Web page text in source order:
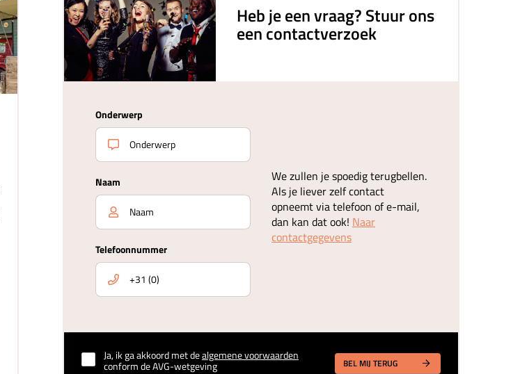
Heb je een vraag? Stuur ons
een contactverzoek
Onderwerp
Naam
Telefoonnummer
We zullen je spoedig terugbellen.
Als je liever zelf contact
opneemt via telefoon of e-mail,
dan kan dat ook! Naar
contactgegevens
Ja, ik ga akkoord met dealgemene voorwaarden
conform de AVG-wetgeving BEL MIJ TERUG